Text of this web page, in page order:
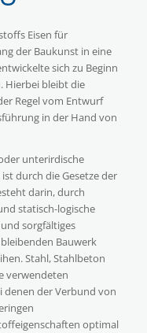
Eisen für
der Baukunst in eine
sich zu Beginn
Hierbei bleibt die
Regel vom Entwurf
in der Hand von
unterirdische
durch die Gesetze der
darin, durch
statisch-logische
sorgfältiges
Bauwerk
Stahl, Stahlbeton
verwendeten
denen der Verbund von
optimal